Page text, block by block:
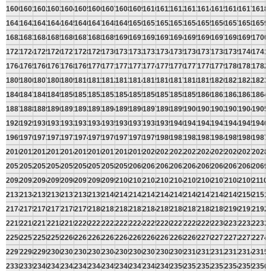
160016011602160316041605160616071608160916101611161216131614161516161617
164116421643164416451646164716481649165016511652165316541655165616571658
168216831684168516861687168816891690169116921693169416951696169716981699
172317241725172617271728172917301731173217331734173517361737173817391740
176417651766176717681769177017711772177317741775177617771778177917801781
180518061807180818091810181118121813181418151816181718181819182018211822
184618471848184918501851185218531854185518561857185818591860186118621863
188718881889189018911892189318941895189618971898189919001901190219031904
192819291930193119321933193419351936193719381939194019411942194319441945
196919701971197219731974197519761977197819791980198119821983198419851986
201020112012201320142015201620172018201920202021202220232024202520262027
205120522053205420552056205720582059206020612062206320642065206620672068
209220932094209520962097209820992100210121022103210421052106210721082109
213321342135213621372138213921402141214221432144214521462147214821492150
217421752176217721782179218021812182218321842185218621872188218921902191
221522162217221822192220222122222223222422252226222722282229223022312232
225622572258225922602261226222632264226522662267226822692270227122722273
229722982299230023012302230323042305230623072308230923102311231223132314
233823392340234123422343234423452346234723482349235023512352235323542355